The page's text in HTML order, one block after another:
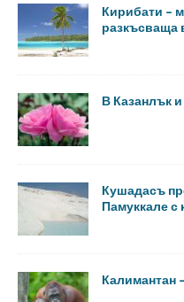
Кирибати –
разкъсваща
В Казанлък
Кушадасъ
Памуккале с
Калимантан